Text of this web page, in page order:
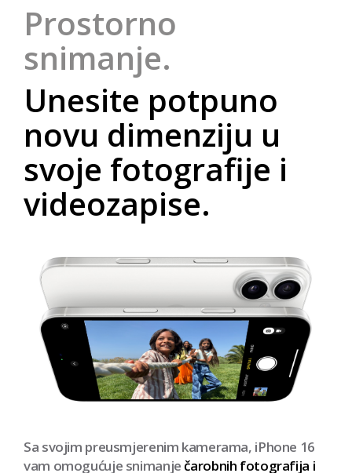
Prostorno
snimanje.
Unesite potpuno
novu dimenziju u
svoje fotografije i
videozapise.
Sa svojim preusmjerenim kamerama, iPhone 16
vam omogućuje snimanječarobnih fotografija i